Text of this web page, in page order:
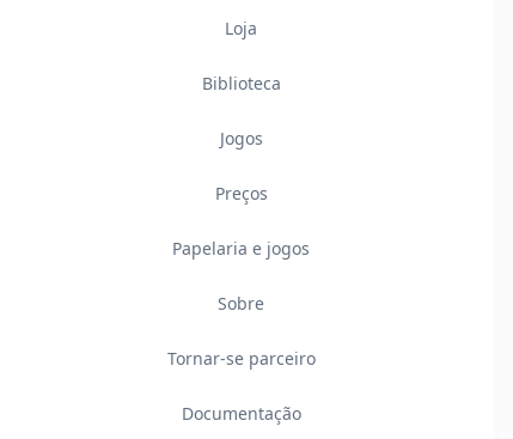
Loja
Biblioteca
Jogos
Preços
Papelaria e jogos
Sobre
Tornar-se parceiro
Documentação